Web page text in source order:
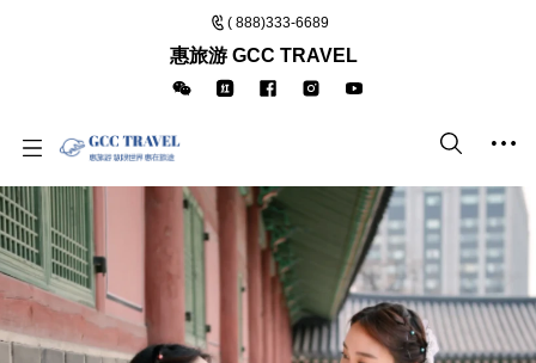
( 888)333-6689
惠旅游 GCC TRAVEL